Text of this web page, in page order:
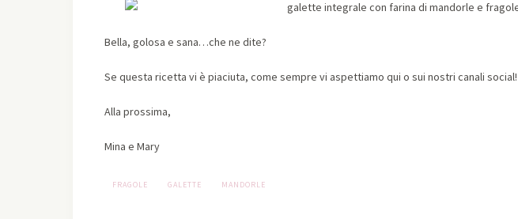
Bella, golosa e sana…che ne dite?
Se questa ricetta vi è piaciuta, come sempre vi aspettiamo qui o sui nostri canali social!
Alla prossima,
Mina e Mary
FRAGOLE GALETTE MANDORLE